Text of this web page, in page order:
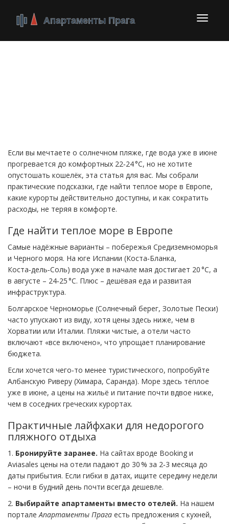
Если вы мечтаете о солнечном пляже, где вода уже в июне
прогревается до комфортных 22‑24 °C, но не хотите
опустошать кошелёк, эта статья для вас. Мы собрали
практические подсказки, где найти теплое море в Европе,
какие курорты действительно доступны, и как сократить
расходы, не теряя в комфорте.
Где найти теплое море в Европе
Самые надёжные варианты – побережья Средиземноморья
и Черного моря. На юге Испании (Коста‑Бланка,
Коста‑дель‑Соль) вода уже в начале мая достигает 20 °C, а
в августе – 24‑25 °C. Плюс – дешёвая еда и развитая
инфраструктура.
Болгарское Черноморье (Солнечный берег, Золотые Пески)
часто упускают из виду, хотя цены здесь ниже, чем в
Хорватии или Италии. Пляжи чистые, а отели часто
включают «все включено», что упрощает планирование
бюджета.
Если хочется чего‑то менее туристического, попробуйте
Албанскую Риверу (Химара, Саранда). Море здесь тёплое
уже в июне, а цены на жильё и питание почти вдвое ниже,
чем в соседних греческих курортах.
Практичные лайфхаки для недорогого
пляжного отдыха
1. Бронируйте заранее. На сайтах вроде Booking и
Aviasales цены на отели падают до 30 % за 2‑3 месяца до
даты прибытия. Если гибки в датах, ищите середину недели
– ночи в будний день почти всегда дешевле.
2. Выбирайте апартаменты вместо отелей. На нашем
порталеАпартаменты Прага есть предложения с кухней,